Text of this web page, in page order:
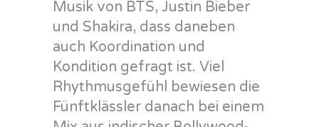
Musik von BTS, Justin Bieber
und Shakira, dass daneben
auch Koordination und
Kondition gefragt ist. Viel
Rhythmusgefühl bewiesen die
Fünftklässler danach bei einem